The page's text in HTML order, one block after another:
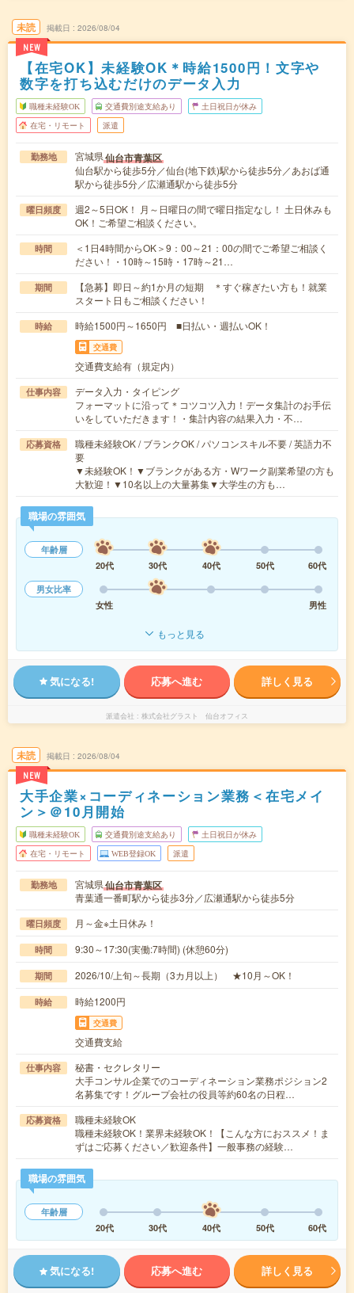
未読
NEW
掲載日 2026/08/04
【在宅OK】未経験OK＊時給1500円！文字や
数字を打ち込むだけのデータ入力
職種未経験OK 交通費別途支給あり 土日祝日が休み
在宅・リモート 派遣
勤務地 宮城県仙台市青葉区
仙台駅から徒歩5分／仙台(地下鉄)駅から徒歩5分／あおば通
駅から徒歩5分／広瀬通駅から徒歩5分
曜日頻度
週2～5日OK！ 月～日曜日の間で曜日指定なし！ 土日休みも
OK！ご希望ご相談ください。
時間
＜1日4時間からOK＞9：00～21：00の間でご希望ご相談く
ださい！・10時～15時・17時～21…
期間
【急募】即日～約1か月の短期 ＊すぐ稼ぎたい方も！就業
スタート日もご相談ください！
時給 時給1500円～1650円 ■日払い・週払いOK！
交通費
交通費支給有（規定内）
仕事内容
データ入力・タイピング
フォーマットに沿って＊コツコツ入力！データ集計のお手伝
いをしていただきます！・集計内容の結果入力・不…
応募資格
職種未経験OK / ブランクOK / パソコンスキル不要 / 英語力不
要
▼未経験OK！▼ブランクがある方・Wワーク副業希望の方も
大歓迎！▼10名以上の大量募集▼大学生の方も…
職場の雰囲気
年齢層
20代
30代 40代 50代
60代
男女比率
女性
男性
もっと見る
気になる! 応募へ進む 詳しく見る
派遣会社 株式会社グラスト 仙台オフィス
未読
NEW
掲載日 2026/08/04
大手企業×コーディネーション業務＜在宅メイ
ン＞＠10月開始
職種未経験OK 交通費別途支給あり 土日祝日が休み
在宅・リモート WEB登録OK 派遣
勤務地 宮城県仙台市青葉区
青葉通一番町駅から徒歩3分／広瀬通駅から徒歩5分
曜日頻度 月～金※土日休み！
時間 9:30～17:30(実働:7時間) (休憩60分)
期間 2026/10/上旬～長期（3カ月以上） ★10月～OK！
時給 時給1200円
交通費
交通費支給
仕事内容
秘書・セクレタリー
大手コンサル企業でのコーディネーション業務ポジション2
名募集です！グループ会社の役員等約60名の日程…
応募資格
職種未経験OK
職種未経験OK！業界未経験OK！【こんな方におススメ！ま
ずはご応募ください／歓迎条件】一般事務の経験…
職場の雰囲気
年齢層
20代
30代 40代 50代 60代
気になる! 応募へ進む 詳しく見る